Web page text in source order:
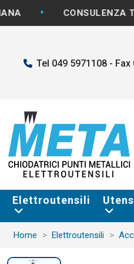
CONSULENZA TECNICA
Tel 049 5971108 - Fax
Elettroutensili
Home Elettroutensili